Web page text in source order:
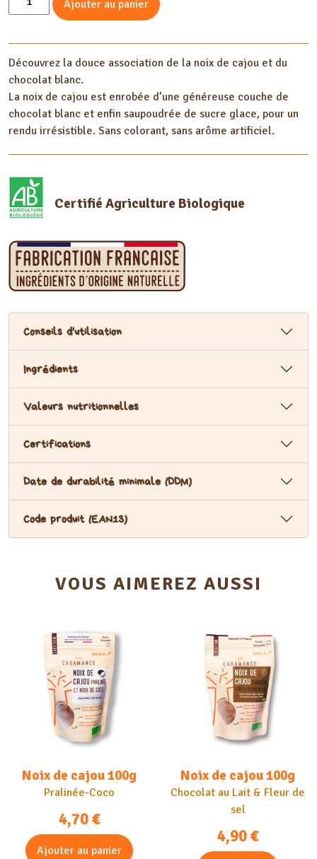
de
de
cajou
Chocolat
Blanc
&
Noix
Ajouter au panier
Découvrez la douce association de la noix de cajou et du
chocolat blanc.
La noix de cajou est enrobée d’une généreuse couche de
chocolat blanc et enfin saupoudrée de sucre glace, pour un
rendu irrésistible. Sans colorant, sans arôme artificiel.
Certifié Agriculture Biologique
Conseils d'utilisation
Ingrédients
Valeurs nutritionnelles
Certifications
Date de durabilité minimale (DDM)
Code produit (EAN13)
VOUS AIMEREZ AUSSI
Noix de cajou 100g
Pralinée-Coco
4,70€
Ajouter au panier
Noix de cajou 100g
Chocolat au Lait & Fleur de
sel
4,90€